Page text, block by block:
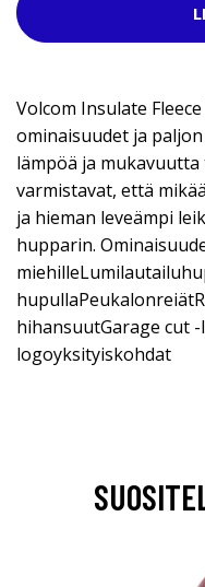
Volcom Insulate
ominaisuudet ja
lämpöä ja
varmistavat, että
ja hieman leveämpi
hupparin.
hihansuutGarage cut
logoyksityiskohdat